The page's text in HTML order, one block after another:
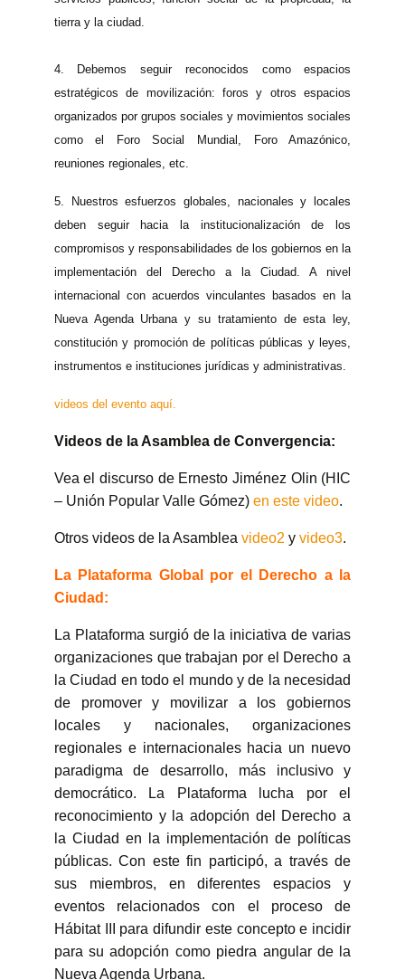
tierra y la ciudad.
4.
Debemos seguir reconocidos como espacios
estratégicos de movilización: foros y otros espacios
organizados por grupos sociales y movimientos sociales
como el Foro Social Mundial, Foro Amazónico,
reuniones regionales, etc.
5.
Nuestros esfuerzos globales, nacionales y locales
deben seguir hacia la institucionalización de los
compromisos y responsabilidades de los gobiernos en la
implementación del Derecho a la Ciudad. A nivel
internacional con acuerdos vinculantes basados en la
Nueva Agenda Urbana y su tratamiento de esta ley,
constitución y promoción de políticas públicas y leyes,
instrumentos e instituciones jurídicas y administrativas.
videos del evento aquí.
Videos de la Asamblea de Convergencia:
Vea el discurso de Ernesto Jiménez Olin (HIC
– Unión Popular Valle Gómez) en este video.
Otros videos de la Asamblea video2 y video3.
La Plataforma Global por el Derecho a la
Ciudad:
La Plataforma surgió de la iniciativa de varias
organizaciones que trabajan por el Derecho a
la Ciudad en todo el mundo y de la necesidad
de promover y movilizar a los gobiernos
locales y nacionales, organizaciones
regionales e internacionales hacia un nuevo
paradigma de desarrollo, más inclusivo y
democrático. La Plataforma lucha por el
reconocimiento y la adopción del Derecho a
la Ciudad en la implementación de políticas
públicas. Con este fin participó, a través de
sus miembros, en diferentes espacios y
eventos relacionados con el proceso de
Hábitat III para difundir este concepto e incidir
para su adopción como piedra angular de la
Nueva Agenda Urbana.